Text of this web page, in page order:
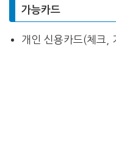
가능카드
개인 신용카드(체크,